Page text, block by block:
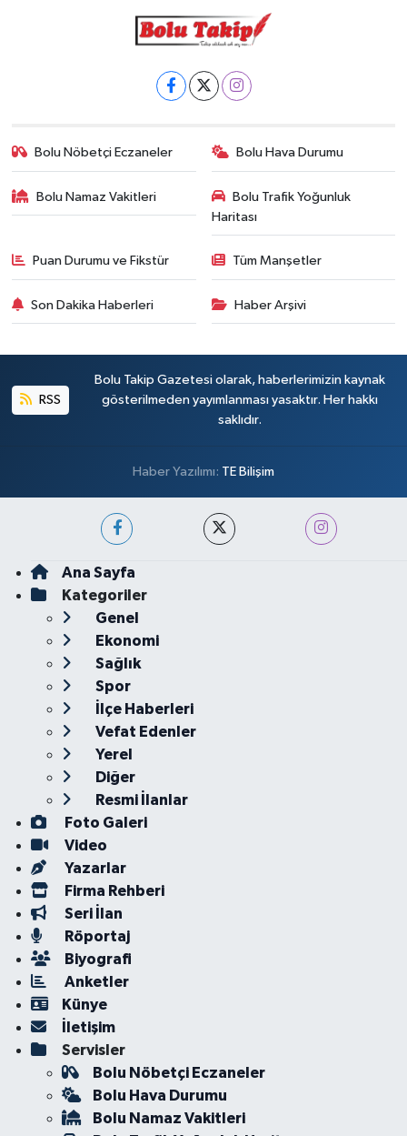
Bolu Nöbetçi Eczaneler Bolu Hava Durumu
Bolu Namaz Vakitleri
Bolu Trafik Yoğunluk
Haritası
Puan Durumu ve Fikstür Tüm Manşetler
Son Dakika Haberleri Haber Arşivi
RSS
Bolu Takip Gazetesi olarak, haberlerimizin kaynak
gösterilmeden yayımlanması yasaktır. Her hakkı
saklıdır.
Haber Yazılımı: TE Bilişim
Ana Sayfa
Kategoriler
Genel
Ekonomi
Sağlık
Spor
İlçe Haberleri
Vefat Edenler
Yerel
Diğer
Resmi İlanlar
Foto Galeri
Video
Yazarlar
Firma Rehberi
Seri İlan
Röportaj
Biyografi
Anketler
Künye
İletişim
Servisler
Bolu Nöbetçi Eczaneler
Bolu Hava Durumu
Bolu Namaz Vakitleri